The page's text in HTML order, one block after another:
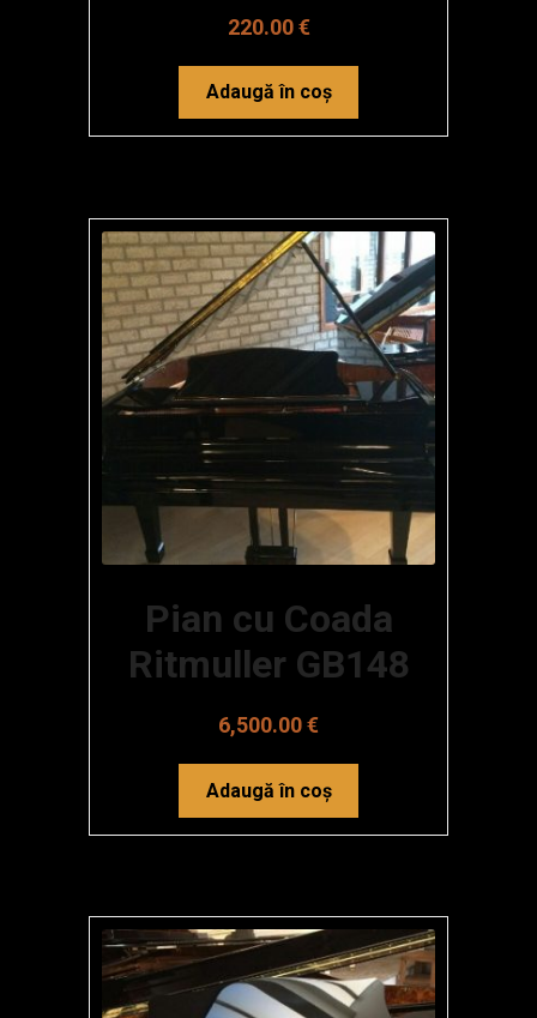
220.00€
Adaugă în coș
Pian cu Coada
Ritmuller GB148
6,500.00€
Adaugă în coș